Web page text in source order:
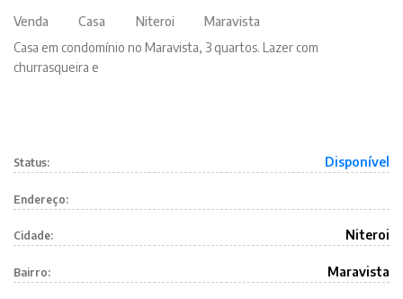
Venda Casa Niteroi
Maravista
Casa em condomínio no Maravista, 3 quartos. Lazer com
churrasqueira e
Status: Disponível
Endereço:
Cidade: Niteroi
Bairro: Maravista